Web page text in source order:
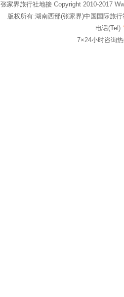
张家界旅行社地接Copyright 2010-2017
版权所有:湖南西部(张家界)中国国际旅
电话(Tel):
7×24小时咨询